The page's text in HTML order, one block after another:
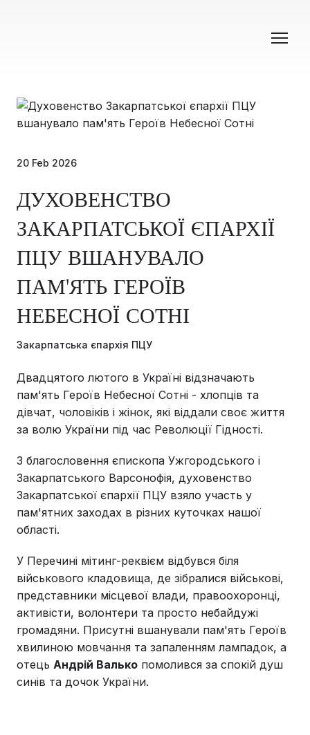
20 Feb 2026
ДУХОВЕНСТВО
ЗАКАРПАТСЬКОЇ ЄПАРХІЇ
ПЦУ ВШАНУВАЛО
ПАМ'ЯТЬ ГЕРОЇВ
НЕБЕСНОЇ СОТНІ
Закарпатська єпархія ПЦУ
Двадцятого лютого в Україні відзначають
пам'ять Героїв Небесної Сотні - хлопців та
дівчат, чоловіків і жінок, які віддали своє життя
за волю України під час Революції Гідності.
З благословення єпископа Ужгородського і
Закарпатського Варсонофія, духовенство
Закарпатської єпархії ПЦУ взяло участь у
пам'ятних заходах в різних куточках нашої
області.
У Перечині мітинг-реквієм відбувся біля
військового кладовища, де зібралися військові,
представники місцевої влади, правоохоронці,
активісти, волонтери та просто небайдужі
громадяни. Присутні вшанували пам'ять Героїв
хвилиною мовчання та запаленням лампадок, а
отець Андрій Валько помолився за спокій душ
синів та дочок України.